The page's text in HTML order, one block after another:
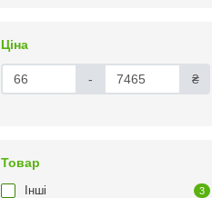
Ціна
- ₴
Товар
Інші 3